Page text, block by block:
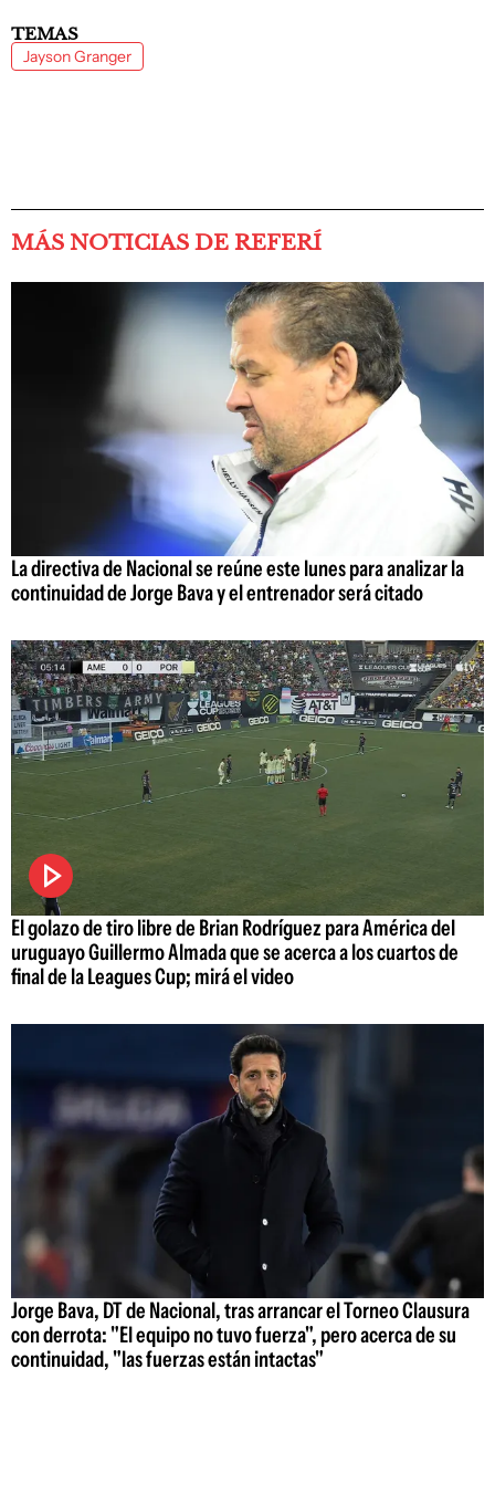
TEMAS
Jayson Granger
MÁS NOTICIAS DE REFERÍ
La directiva de Nacional se reúne este lunes para analizar la
continuidad de Jorge Bava y el entrenador será citado
El golazo de tiro libre de Brian Rodríguez para América del
uruguayo Guillermo Almada que se acerca a los cuartos de
final de la Leagues Cup; mirá el video
Jorge Bava, DT de Nacional, tras arrancar el Torneo Clausura
con derrota: "El equipo no tuvo fuerza", pero acerca de su
continuidad, "las fuerzas están intactas"